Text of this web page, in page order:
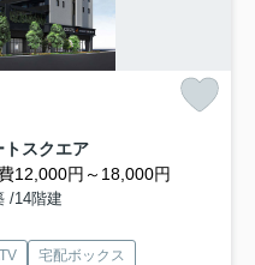
トスクエア
12,000円～18,000円
/14階建
宅配ボックス